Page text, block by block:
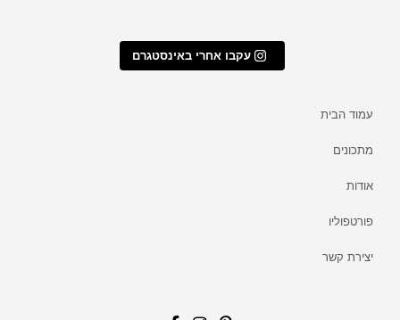
עקבו אחרי באינסטגרם
עמוד הבית
מתכונים
אודות
פורטפוליו
יצירת קשר